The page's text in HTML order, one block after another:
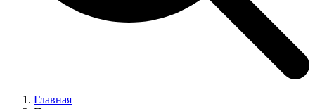
Главная